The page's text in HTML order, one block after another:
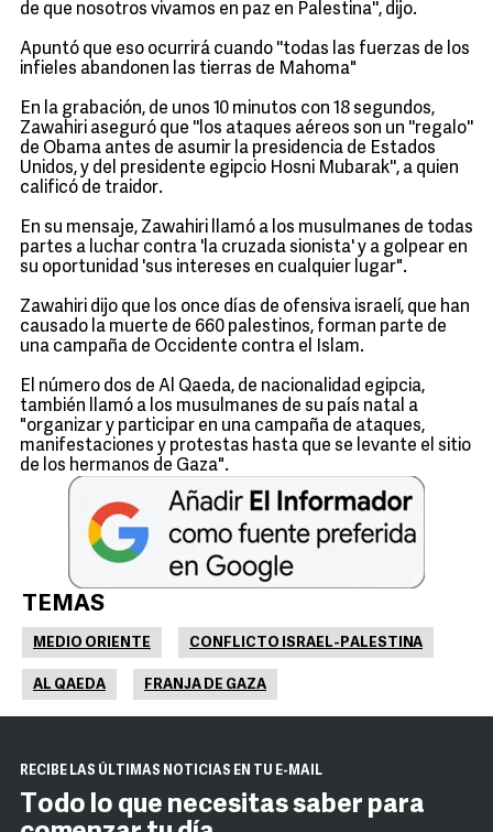
de que nosotros vivamos en paz en Palestina'', dijo.
Apuntó que eso ocurrirá cuando ''todas las fuerzas de los
infieles abandonen las tierras de Mahoma"
En la grabación, de unos 10 minutos con 18 segundos,
Zawahiri aseguró que ''los ataques aéreos son un ''regalo''
de Obama antes de asumir la presidencia de Estados
Unidos, y del presidente egipcio Hosni Mubarak'', a quien
calificó de traidor.
En su mensaje, Zawahiri llamó a los musulmanes de todas
partes a luchar contra 'la cruzada sionista' y a golpear en
su oportunidad 'sus intereses en cualquier lugar".
Zawahiri dijo que los once días de ofensiva israelí, que han
causado la muerte de 660 palestinos, forman parte de
una campaña de Occidente contra el Islam.
El número dos de Al Qaeda, de nacionalidad egipcia,
también llamó a los musulmanes de su país natal a
"organizar y participar en una campaña de ataques,
manifestaciones y protestas hasta que se levante el sitio
de los hermanos de Gaza".
TEMAS
MEDIO ORIENTE CONFLICTO ISRAEL-PALESTINA
AL QAEDA FRANJA DE GAZA
RECIBE LAS ÚLTIMAS NOTICIAS EN TU E-MAIL
Todo lo que necesitas saber para